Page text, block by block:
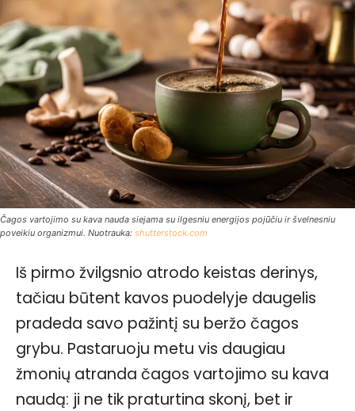
Čagos vartojimo su kava nauda siejama su ilgesniu energijos pojūčiu ir švelnesniu
poveikiu organizmui. Nuotrauka: shutterstock.com
Iš pirmo žvilgsnio atrodo keistas derinys,
tačiau būtent kavos puodelyje daugelis
pradeda savo pažintį su beržo čagos
grybu. Pastaruoju metu vis daugiau
žmonių atranda čagos vartojimo su kava
naudą: ji ne tik praturtina skonį, bet ir